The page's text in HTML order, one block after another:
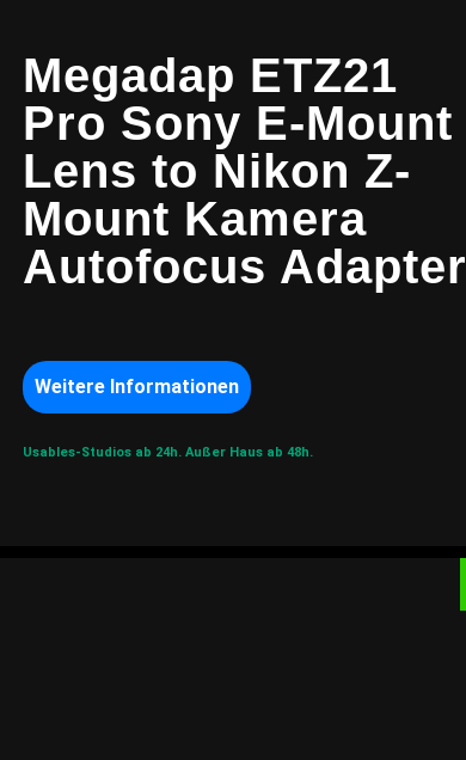
Megadap ETZ21
Pro Sony E-Mount
Lens to Nikon Z-
Mount Kamera
Autofocus Adapter
Weitere Informationen
Usables-Studios ab 24h. Außer Haus ab 48h.